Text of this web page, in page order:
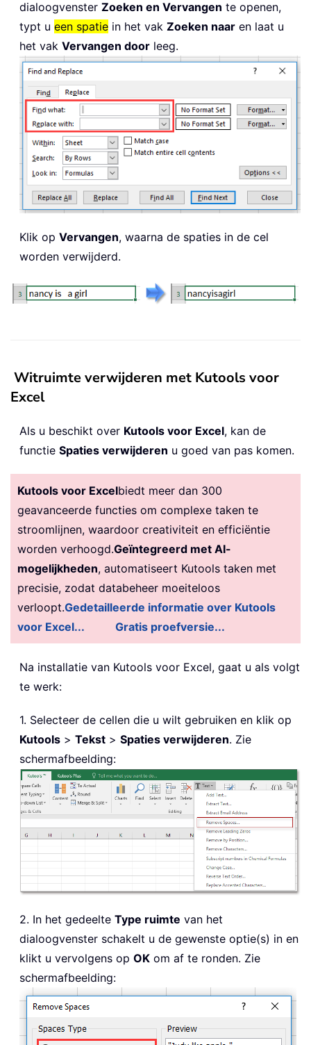
dialoogvenster Zoeken en Vervangen te openen,
typt u een spatie in het vak Zoeken naar en laat u
het vak Vervangen door leeg.
Klik op Vervangen, waarna de spaties in de cel
worden verwijderd.
Witruimte verwijderen met Kutools voor
Excel
Als u beschikt over Kutools voor Excel, kan de
functie Spaties verwijderen u goed van pas komen.
Kutools voor Excelbiedt meer dan 300
geavanceerde functies om complexe taken te
stroomlijnen, waardoor creativiteit en efficiëntie
worden verhoogd.Geïntegreerd met AI-
mogelijkheden, automatiseert Kutools taken met
precisie, zodat databeheer moeiteloos
verloopt.Gedetailleerde informatie over Kutools
voor Excel...
Gratis proefversie...
Na installatie van Kutools voor Excel, gaat u als volgt
te werk:
1. Selecteer de cellen die u wilt gebruiken en klik op
Kutools > Tekst > Spaties verwijderen. Zie
schermafbeelding:
2. In het gedeelte Type ruimte van het
dialoogvenster schakelt u de gewenste optie(s) in en
klikt u vervolgens op OK om af te ronden. Zie
schermafbeelding: